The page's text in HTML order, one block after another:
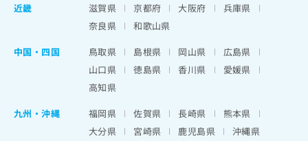
近畿
滋賀県 京都府 大阪府
兵庫県
奈良県
和歌山県
中国・四国
鳥取県 島根県 岡山県
広島県
山口県
徳島県 香川県
愛媛県
高知県
九州・沖縄
福岡県 佐賀県 長崎県
熊本県
大分県
宮崎県 鹿児島県 沖縄県